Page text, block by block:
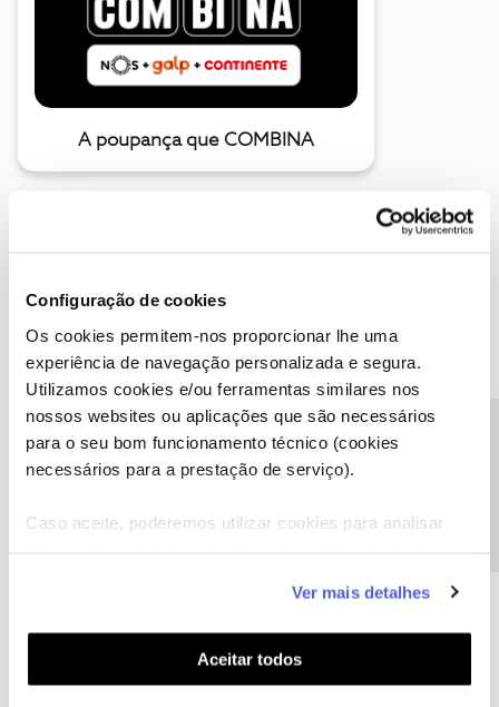
Configuração de cookies
Os cookies permitem-nos proporcionar lhe uma
experiência de navegação personalizada e segura.
Utilizamos cookies e/ou ferramentas similares nos
nossos websites ou aplicações que são necessários
para o seu bom funcionamento técnico (cookies
necessários para a prestação de serviço).
Caso aceite, poderemos utilizar cookies para analisar
funcionalidades (cookies de personalização e
funcionalidade) e adaptar anúncios aos seus interesses
(cookies de publicidade personalizada). Pode gerir a
utilização dos cookies clicando em "Configurar
Ver mais detalhes
Aceitar todos
A poupança que COMBINA
Descubra as novidades de julho
Hall of Fame de julho